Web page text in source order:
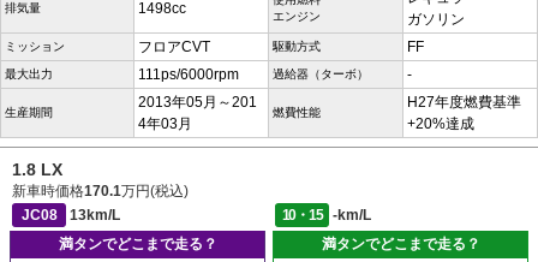
排気量 1498cc
エンジン
ガソリン
ミッション フロアCVT 駆動方式 FF
最大出力 111ps/6000rpm 過給器（ターボ） -
生産期間
2013年05月～201
4年03月
燃費性能
H27年度燃費基準
+20%達成
1.8 LX
新車時価格170.1万円(税込)
JC08
13km/L 10・15
-km/L
満タンでどこまで走る？
満タンでどこまで走る？